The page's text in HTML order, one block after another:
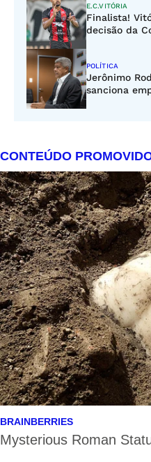
E.C.VITÓRIA
Finalista!
decisão da
POLÍTICA
Jerônimo
sanciona